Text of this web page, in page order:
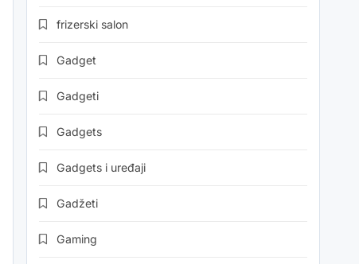
frizerski salon
Gadget
Gadgeti
Gadgets
Gadgets i uređaji
Gadžeti
Gaming